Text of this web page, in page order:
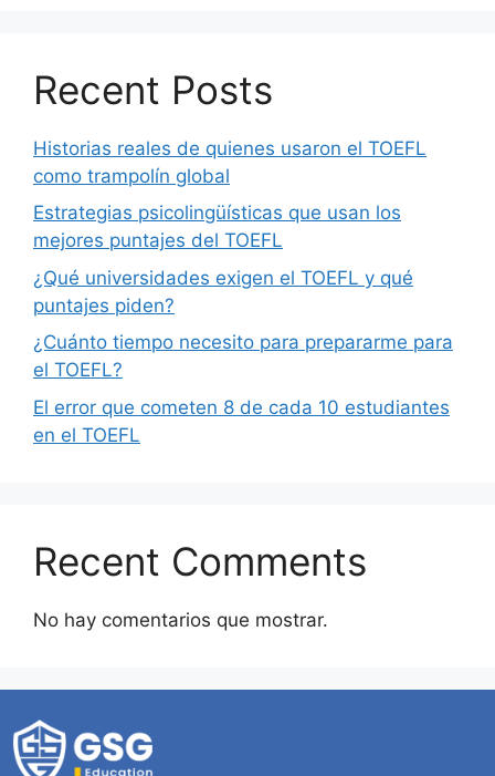
Recent Posts
Historias reales de quienes usaron el TOEFL
como trampolín global
Estrategias psicolingüísticas que usan los
mejores puntajes del TOEFL
¿Qué universidades exigen el TOEFL y qué
puntajes piden?
¿Cuánto tiempo necesito para prepararme para
el TOEFL?
El error que cometen 8 de cada 10 estudiantes
en el TOEFL
Recent Comments
No hay comentarios que mostrar.